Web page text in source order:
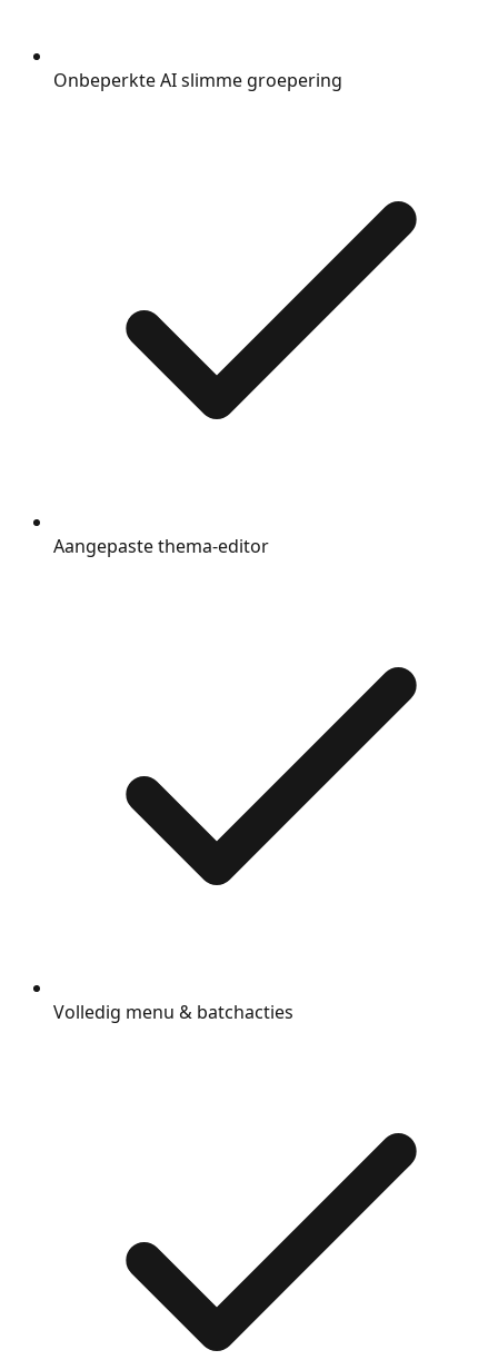
Onbeperkte AI slimme groepering
Aangepaste thema-editor
Volledig menu & batchacties